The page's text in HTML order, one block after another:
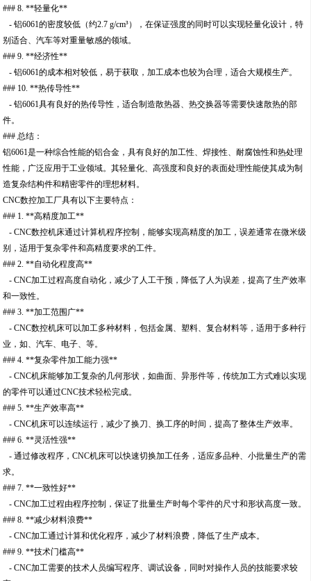
### 8. **轻量化**
- 铝6061的密度较低（约2.7 g/cm³），在保证强度的同时可以实现轻量化设计，特
别适合、汽车等对重量敏感的领域。
### 9. **经济性**
- 铝6061的成本相对较低，易于获取，加工成本也较为合理，适合大规模生产。
### 10. **热传导性**
- 铝6061具有良好的热传导性，适合制造散热器、热交换器等需要快速散热的部
件。
### 总结：
铝6061是一种综合性能的铝合金，具有良好的加工性、焊接性、耐腐蚀性和热处理
性能，广泛应用于工业领域。其轻量化、高强度和良好的表面处理性能使其成为制
造复杂结构件和精密零件的理想材料。
CNC数控加工厂具有以下主要特点：
### 1. **高精度加工**
- CNC数控机床通过计算机程序控制，能够实现高精度的加工，误差通常在微米级
别，适用于复杂零件和高精度要求的工件。
### 2. **自动化程度高**
- CNC加工过程高度自动化，减少了人工干预，降低了人为误差，提高了生产效率
和一致性。
### 3. **加工范围广**
- CNC数控机床可以加工多种材料，包括金属、塑料、复合材料等，适用于多种行
业，如、汽车、电子、等。
### 4. **复杂零件加工能力强**
- CNC机床能够加工复杂的几何形状，如曲面、异形件等，传统加工方式难以实现
的零件可以通过CNC技术轻松完成。
### 5. **生产效率高**
- CNC机床可以连续运行，减少了换刀、换工序的时间，提高了整体生产效率。
### 6. **灵活性强**
- 通过修改程序，CNC机床可以快速切换加工任务，适应多品种、小批量生产的需
求。
### 7. **一致性好**
- CNC加工过程由程序控制，保证了批量生产时每个零件的尺寸和形状高度一致。
### 8. **减少材料浪费**
- CNC加工通过计算和优化程序，减少了材料浪费，降低了生产成本。
### 9. **技术门槛高**
- CNC加工需要的技术人员编写程序、调试设备，同时对操作人员的技能要求较